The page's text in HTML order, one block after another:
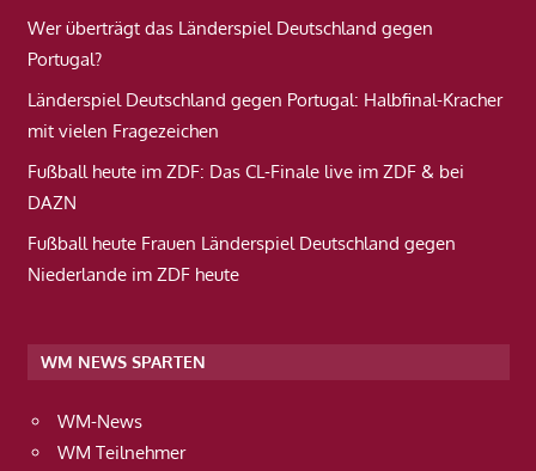
Wer überträgt das Länderspiel Deutschland gegen
Portugal?
Länderspiel Deutschland gegen Portugal: Halbfinal-Kracher
mit vielen Fragezeichen
Fußball heute im ZDF: Das CL-Finale live im ZDF & bei
DAZN
Fußball heute Frauen Länderspiel Deutschland gegen
Niederlande im ZDF heute
WM NEWS SPARTEN
WM-News
WM Teilnehmer